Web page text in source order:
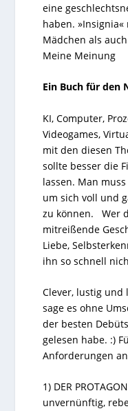
eine
haben.
Mädchen als
Meine Meinung
Ein Buch für den
KI, Computer,
Videogames,
mit den diesen
sollte besser die
lassen. Man
um sich voll und
zu können. Wer
mitreißende
Liebe,
ihn so schnell
Clever, lustig und
sage es ohne
der besten
gelesen habe. :)
Anforderungen
1) DER
unvernünftig,